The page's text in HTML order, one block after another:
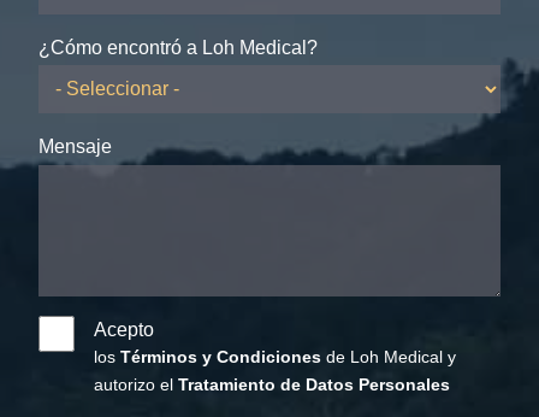
¿Cómo encontró a Loh Medical?
Mensaje
Acepto
losTérminos y Condiciones de Loh Medical y
autorizo elTratamiento de Datos Personales